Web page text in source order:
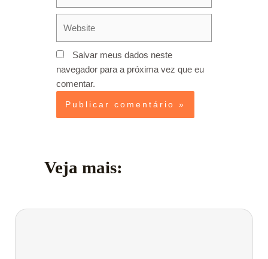
Salvar meus dados neste
navegador para a próxima vez que eu
comentar.
Veja mais: